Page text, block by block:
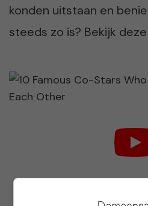
konden uitstaan en
steeds zo is? Bekijk